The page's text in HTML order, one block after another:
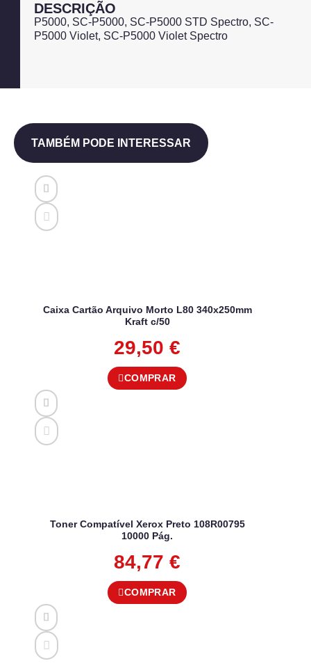
DESCRIÇÃO
P5000, SC-P5000, SC-P5000 STD Spectro, SC-
P5000 Violet, SC-P5000 Violet Spectro
TAMBÉM PODE INTERESSAR
Caixa Cartão Arquivo Morto L80 340x250mm
Kraft c/50
29,50 €
COMPRAR
Toner Compatível Xerox Preto 108R00795
10000 Pág.
84,77 €
COMPRAR